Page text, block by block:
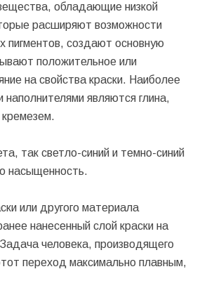
обладающие низкой
расширяют возможности
пигментов, создают основную
положительное или
на свойства краски. Наиболее
являются глина,
кремезем.
так светло-синий и темно-синий
насыщенность.
или другого материала
нанесенный слой краски на
человека, производящего
переход максимально плавным,